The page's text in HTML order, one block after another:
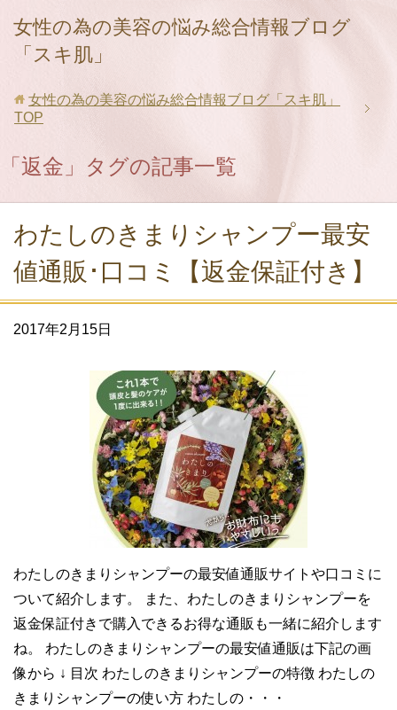
女性の為の美容の悩み総合情報ブログ
「スキ肌」
女性の為の美容の悩み総合情報ブログ「スキ肌」
TOP
「返金」タグの記事一覧
わたしのきまりシャンプー最安
値通販･口コミ【返金保証付き】
2017年2月15日
わたしのきまりシャンプーの最安値通販サイトや口コミに
ついて紹介します。 また、わたしのきまりシャンプーを
返金保証付きで購入できるお得な通販も一緒に紹介します
ね。 わたしのきまりシャンプーの最安値通販は下記の画
像から ↓ 目次 わたしのきまりシャンプーの特徴 わたしの
きまりシャンプーの使い方 わたしの・・・